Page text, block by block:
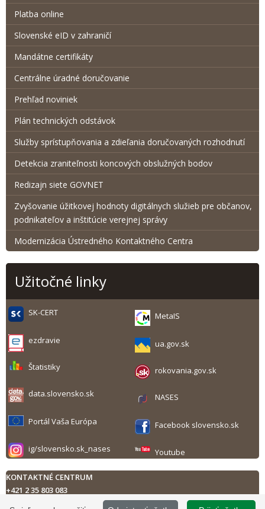
Platba online
Slovenské eID v zahraničí
Mandátne certifikáty
Centrálne úradné doručovanie
Prehľad noviniek
Plán technických odstávok
Služby sprístupňovania a zdieľania doručovaných rozhodnutí
Detekcia zraniteľnosti koncových obslužných bodov
Redizajn siete GOVNET
Zvyšovanie úžitkovej hodnoty digitálnych služieb pre občanov,
podnikateľov a inštitúcie verejnej správy
Modernizácia Ústredného Kontaktného Centra
Užitočné linky
SK-CERT MetaIS
ezdravie ua.gov.sk
Štatistiky rokovania.gov.sk
data.slovensko.sk NASES
Portál Vaša Európa Facebook slovensko.sk
ig/slovensko.sk_nases Youtube
KONTAKTNÉ CENTRUM
+421 2 35 803 083